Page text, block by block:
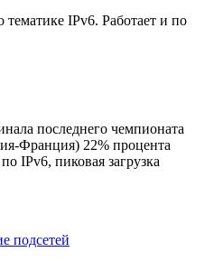
IPv6. Работает и по
последнего чемпионата
Франция) 22% процента
IPv6, пиковая загрузка
подсетей